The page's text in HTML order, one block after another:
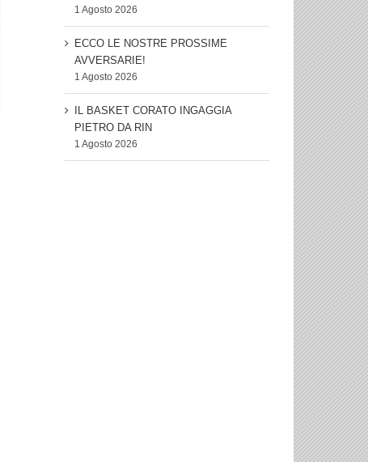
1 Agosto 2026
ECCO LE NOSTRE PROSSIME
AVVERSARIE!
1 Agosto 2026
IL BASKET CORATO INGAGGIA
PIETRO DA RIN
1 Agosto 2026